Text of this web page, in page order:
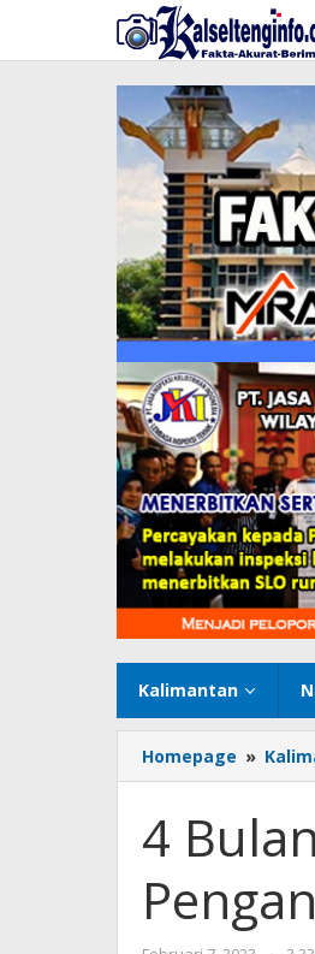
konten
Kalimantan
Homepage »
4